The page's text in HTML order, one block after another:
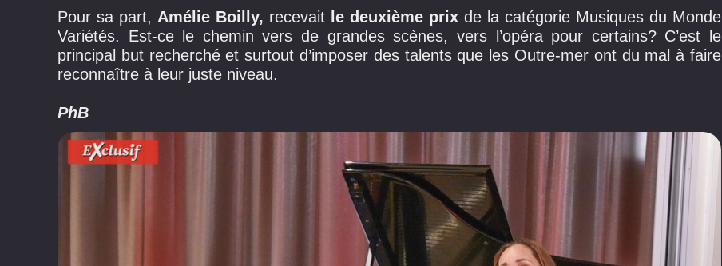
Pour sa part, Amélie Boilly, recevait le deuxième prix de la catégorie Musiques du Monde
Variétés. Est-ce le chemin vers de grandes scènes, vers l’opéra pour certains? C’est le
principal but recherché et surtout d’imposer des talents que les Outre-mer ont du mal à faire
reconnaître à leur juste niveau.
PhB